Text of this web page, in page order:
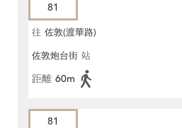
81
往 佐敦(渡華路)
佐敦炮台街 站
距離 60m
81